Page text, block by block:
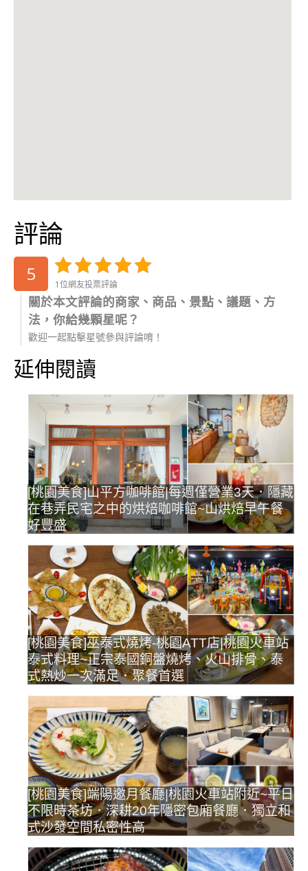
評論
5 1位網友投票評論
關於本文評論的商家、商品、景點、議題、方
法，你給幾顆星呢？
歡迎一起點擊星號參與評論唷！
延伸閱讀
[桃園美食]山平方咖啡館|每週僅營業3天．隱藏
在巷弄民宅之中的烘焙咖啡館~山烘焙早午餐
好豐盛
[桃園美食]巫泰式燒烤-桃園ATT店|桃園火車站
泰式料理~正宗泰國銅盤燒烤、火山排骨、泰
式熱炒一次滿足．聚餐首選
[桃園美食]端陽邀月餐廳|桃園火車站附近~平日
不限時茶坊．深耕20年隱密包廂餐廳．獨立和
式沙發空間私密性高